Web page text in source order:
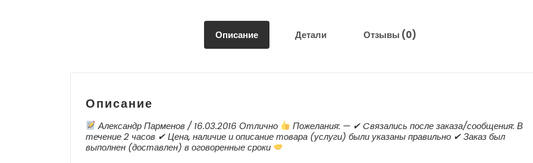
2020
Описание Детали Отзывы (0)
Описание
Александр Парменов / 16.03.2016 Отлично
Пожелания: — ✔ Cвязались после заказа/сообщения: В
течение 2 часов ✔ Цена, наличие и описание товара (услуги) были указаны правильно ✔ Заказ был
выполнен (доставлен) в оговоренные сроки